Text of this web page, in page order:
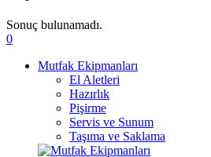
Sonuç bulunamadı.
0
Mutfak Ekipmanları
El Aletleri
Hazırlık
Pişirme
Servis ve Sunum
Taşıma ve Saklama